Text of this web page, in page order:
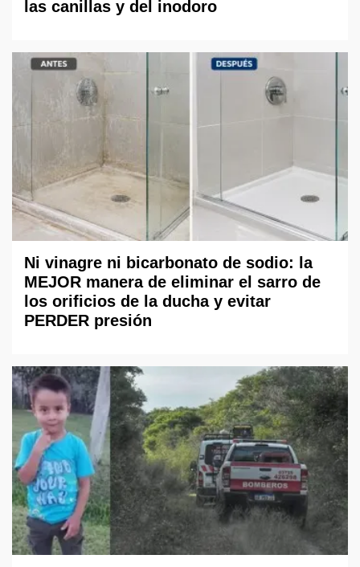
las canillas y del inodoro
Ni vinagre ni bicarbonato de sodio: la
MEJOR manera de eliminar el sarro de
los orificios de la ducha y evitar
PERDER presión